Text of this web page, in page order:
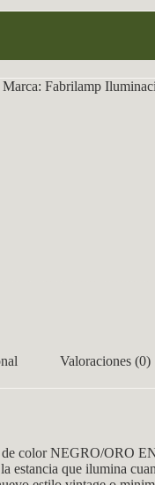
Marca: Fabrilamp
Valoraciones (0)
color NEGRO/ORO
estancia que ilumina